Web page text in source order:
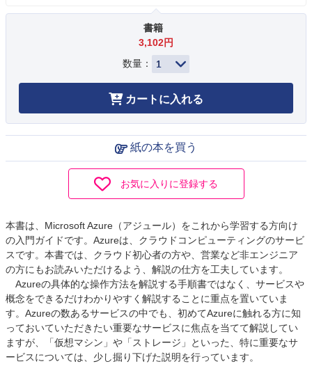
書籍
3,102円
数量：
カートに入れる
紙の本を買う
お気に入りに登録する
本書は、Microsoft Azure（アジュール）をこれから学習する方向け
の入門ガイドです。Azureは、クラウドコンピューティングのサービ
スです。本書では、クラウド初心者の方や、営業など非エンジニア
の方にもお読みいただけるよう、解説の仕方を工夫しています。
Azureの具体的な操作方法を解説する手順書ではなく、サービスや
概念をできるだけわかりやすく解説することに重点を置いていま
す。Azureの数あるサービスの中でも、初めてAzureに触れる方に知
っておいていただきたい重要なサービスに焦点を当てて解説してい
ますが、「仮想マシン」や「ストレージ」といった、特に重要なサ
ービスについては、少し掘り下げた説明を行っています。